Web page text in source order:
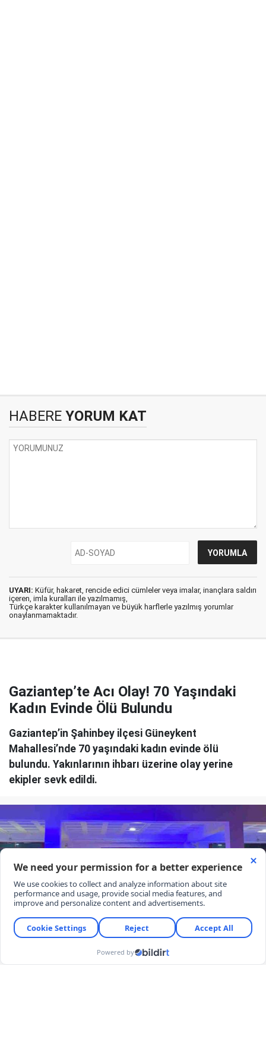
HABERE YORUM KAT
UYARI: Küfür, hakaret, rencide edici cümleler veya imalar, inançlara saldırı
içeren, imla kuralları ile yazılmamış,
Türkçe karakter kullanılmayan ve büyük harflerle yazılmış yorumlar
onaylanmamaktadır.
Gaziantep’te Acı Olay! 70 Yaşındaki
Kadın Evinde Ölü Bulundu
Gaziantep’in Şahinbey ilçesi Güneykent
Mahallesi’nde 70 yaşındaki kadın evinde ölü
bulundu. Yakınlarının ihbarı üzerine olay yerine
ekipler sevk edildi.
08 Ağustos 2026 Cumartesi 13:36